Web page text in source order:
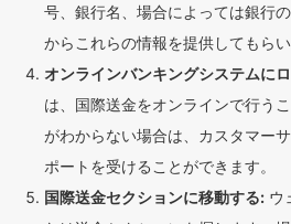
号、銀行名、場合によっては銀行
からこれらの情報を提供してもらい
オンラインバンキングシステムに
は、国際送金をオンラインで行う
がわからない場合は、カスタマー
ポートを受けることができます。
国際送金セクションに移動する: ウ